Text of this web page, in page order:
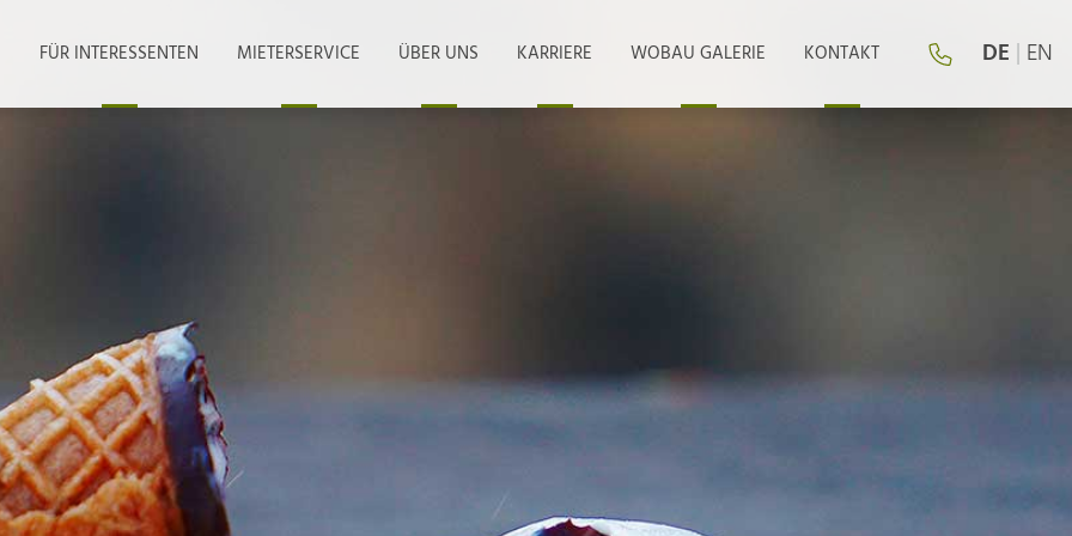
FÜR INTERESSENTEN MIETERSERVICE ÜBER UNS KARRIERE WOBAU GALERIE KONTAKT DE | EN